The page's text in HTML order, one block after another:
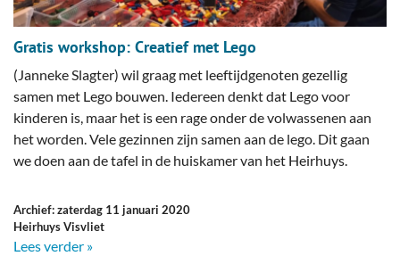
Gratis workshop: Creatief met Lego
(Janneke Slagter) wil graag met leeftijdgenoten gezellig
samen met Lego bouwen. Iedereen denkt dat Lego voor
kinderen is, maar het is een rage onder de volwassenen aan
het worden. Vele gezinnen zijn samen aan de lego. Dit gaan
we doen aan de tafel in de huiskamer van het Heirhuys.
Archief: zaterdag 11 januari 2020
Heirhuys Visvliet
Lees verder »